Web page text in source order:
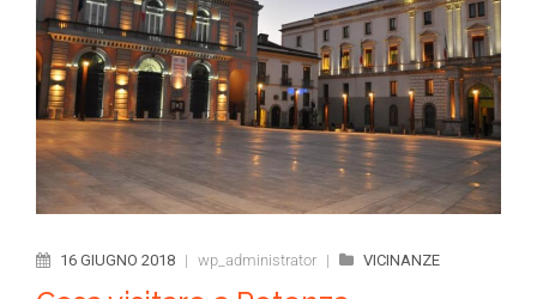
16 GIUGNO 2018 | wp_administrator | VICINANZE